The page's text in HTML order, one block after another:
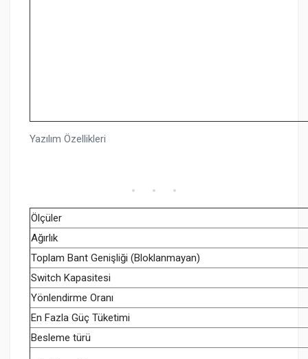
Yazılım Özellikleri
Ölçüler
Ağırlık
Toplam Bant Genişliği (Bloklanmayan)
Switch Kapasitesi
Yönlendirme Oranı
En Fazla Güç Tüketimi
Besleme türü